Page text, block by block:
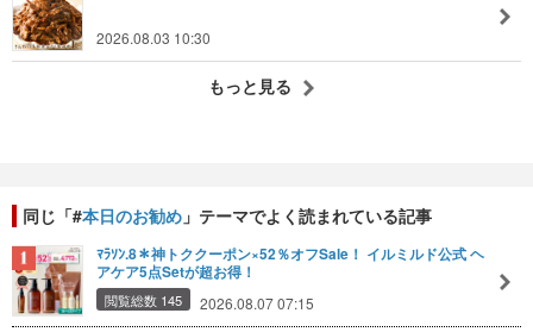
2026.08.03 10:30
もっと見る
同じ「#本日のお勧め 」テーマでよく読まれている記事
ﾏﾗｿﾝ.8＊神トククーポン×52％オフSale！ イルミルド公式 ヘ
アケア5点Setが超お得！
閲覧総数 145 2026.08.07 07:15